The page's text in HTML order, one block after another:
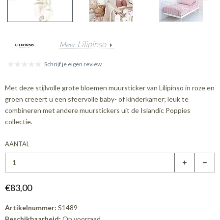
Meer Lilipinso
Schrijf je eigen review
Met deze stijlvolle grote bloemen muursticker van Lilipinso in roze en
groen creëert u een sfeervolle baby- of kinderkamer; leuk te
combineren met andere muurstickers uit de Islandic Poppies
collectie.
AANTAL
€83,00
Artikelnummer: S1489